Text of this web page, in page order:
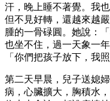
汗，晚上睡不著覺。我
但不見好轉，還越來越
腫的一骨碌圓。她說：
也坐不住，過一天象一
「你們把孩子放下，我
第二天早晨，兒子送媳
病，心臟擴大，胸積水